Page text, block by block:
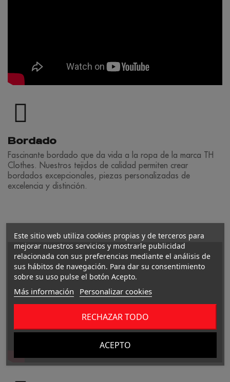
Bordado
Fascinante bordado que da vida a la ropa de la marca TH
Clothes. Nuestros tejidos de calidad permiten crear
bordados excepcionales, piezas personalizadas de
excelencia y distinción.
Este sitio web utiliza cookies propias y de terceros para
mejorar nuestros servicios y mostrarle publicidad
relacionada con sus preferencias mediante el análisis de
sus hábitos de navegación. Para dar su consentimiento
sobre su uso pulse el botón Acepto.
Más información Personalizar cookies
RECHAZAR TODO
ACEPTO